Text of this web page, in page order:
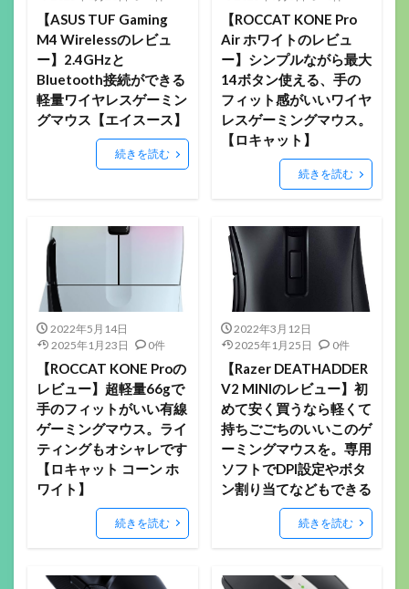
【ASUS TUF Gaming
M4 Wirelessのレビュ
ー】2.4GHzと
Bluetooth接続ができる
軽量ワイヤレスゲーミン
グマウス【エイスース】
続きを読む
【ROCCAT KONE Pro
Air ホワイトのレビュ
ー】シンプルながら最大
14ボタン使える、手の
フィット感がいいワイヤ
レスゲーミングマウス。
【ロキャット】
続きを読む
2022年5月14日
2025年1月23日
0件
【ROCCAT KONE Proの
レビュー】超軽量66gで
手のフィットがいい有線
ゲーミングマウス。ライ
ティングもオシャレです
【ロキャット コーン ホ
ワイト】
続きを読む
2022年3月12日
2025年1月25日
0件
【Razer DEATHADDER
V2 MINIのレビュー】初
めて安く買うなら軽くて
持ちごごちのいいこのゲ
ーミングマウスを。専用
ソフトでDPI設定やボタ
ン割り当てなどもできる
続きを読む